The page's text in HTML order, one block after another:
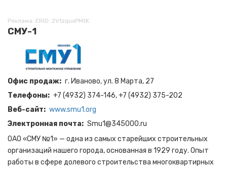
Реклама. ERID: 2VtzquxPMtK
СМУ-1
Офис продаж
г. Иваново, ул. 8 Марта, 27
Телефоны
+7 (4932) 374-146, +7 (4932) 375-202
Веб-сайт
www.smu1.org
Электронная почта
Smu1@345000.ru
ОАО «СМУ №1» — одна из самых старейших строительных
организаций нашего города, основанная в 1929 году. Опыт
работы в сфере долевого строительства многоквартирных